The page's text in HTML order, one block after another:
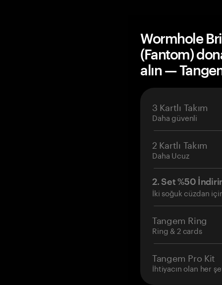
Wormhole
(Fantom)
alın —
3 Kartlı Takım
Daha güvenli
2 Kartlı Takım
Daha Ucuz
2. Set %50
İki soğuk cüzdan
Tangem Ring
Ring & 2 cards
Tangem Pro Kit
İhtiyacın olan her